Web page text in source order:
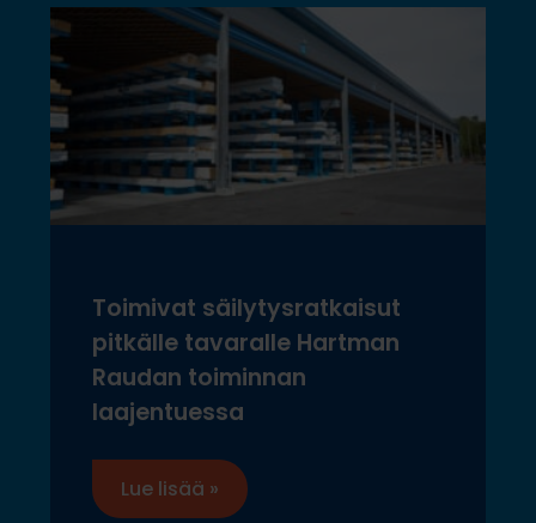
Toimivat säilytysratkaisut
pitkälle tavaralle Hartman
Raudan toiminnan
laajentuessa
Lue lisää »